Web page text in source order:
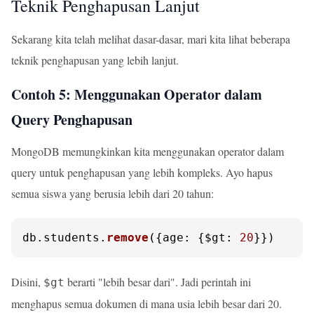
Teknik Penghapusan Lanjut
Sekarang kita telah melihat dasar-dasar, mari kita lihat beberapa
teknik penghapusan yang lebih lanjut.
Contoh 5: Menggunakan Operator dalam
Query Penghapusan
MongoDB memungkinkan kita menggunakan operator dalam
query untuk penghapusan yang lebih kompleks. Ayo hapus
semua siswa yang berusia lebih dari 20 tahun:
db. students . remove ({age : {$gt : 20}})
Disini, $gt berarti "lebih besar dari". Jadi perintah ini
menghapus semua dokumen di mana usia lebih besar dari 20.